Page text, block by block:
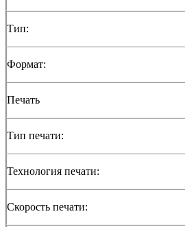
Тип:
Формат:
Печать
Тип печати:
Технология печати:
Скорость печати: